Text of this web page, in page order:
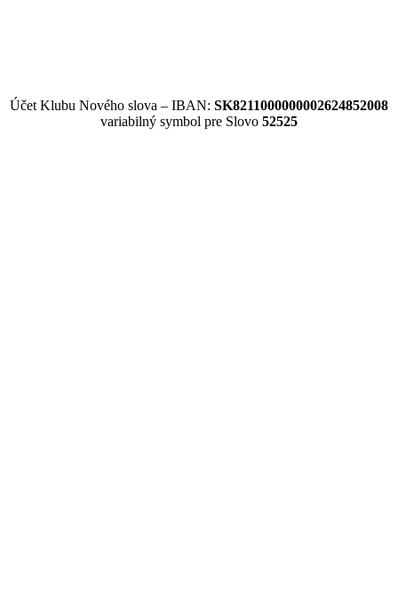
Účet Klubu Nového slova – IBAN: SK8211000000002624852008
variabilný symbol pre Slovo 52525